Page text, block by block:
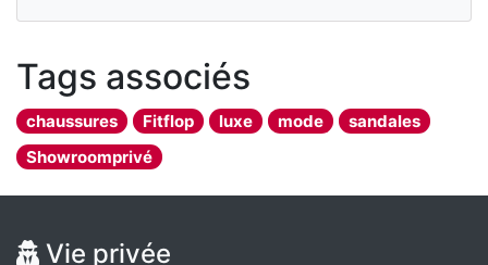
Tags associés
chaussures Fitflop luxe mode
sandales
Showroomprivé
Vie privée